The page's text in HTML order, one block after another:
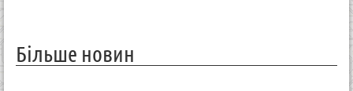
Більше новин